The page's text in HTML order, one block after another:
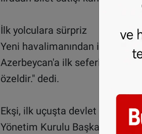
İlk yolculara sürpriz
Yeni havalimanından iç
Azerbeycan'a ilk seferin
özeldir." dedi.
Ekşi, ilk uçuşta devlet
Yönetim Kurulu Başkanı İlker